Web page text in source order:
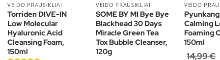
VEIDO PRAUSIKLIAI
Torriden DIVE-IN
Low Molecular
Hyaluronic Acid
Cleansing Foam,
150ml
VEIDO PRAUSIKLIAI
SOME BY MI Bye Bye
Blackhead 30 Days
Miracle Green Tea
Tox Bubble Cleanser,
120g
VEIDO
Calming
Foaming
150ml
14,99€